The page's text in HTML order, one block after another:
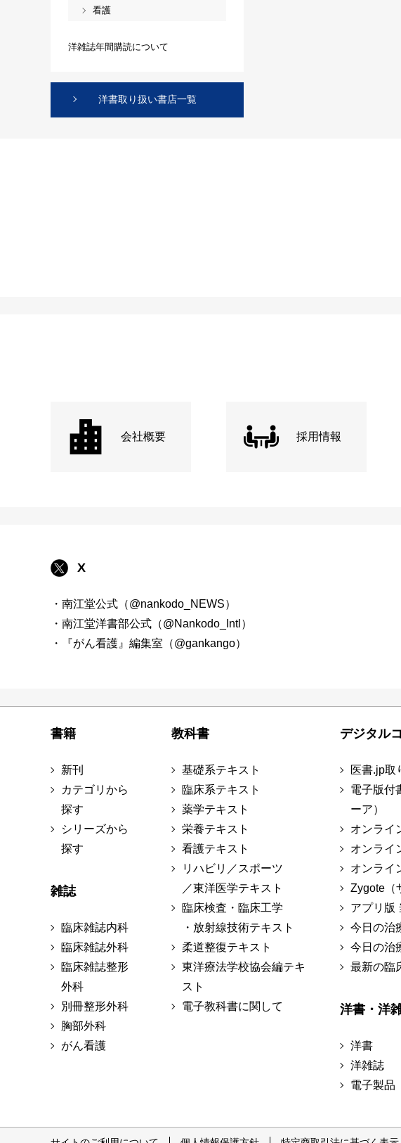
看護
洋雑誌年間購読について
洋書取り扱い書店一覧
会社概要 採用情報
X
・南江堂公式（@nankodo_NEWS）
・南江堂洋書部公式（@Nankodo_Intl）
・『がん看護』編集室（@gankango）
書籍
新刊
カテゴリから
探す
シリーズから
探す
雑誌
臨床雑誌内科
臨床雑誌外科
臨床雑誌整形
外科
別冊整形外科
胸部外科
がん看護
教科書
基礎系テキスト
臨床系テキスト
薬学テキスト
栄養テキスト
看護テキスト
リハビリ／スポーツ
／東洋医学テキスト
臨床検査・臨床工学
・放射線技術テキスト
柔道整復テキスト
東洋療法学校協会編テキ
スト
電子教科書に関して
デジタル
医書.jp取
電子版付
ーア）
オンライ
オンライ
オンライ
Zygote（
アプリ版
今日の治
今日の治
最新の臨
洋書・洋
洋書
洋雑誌
電子製品